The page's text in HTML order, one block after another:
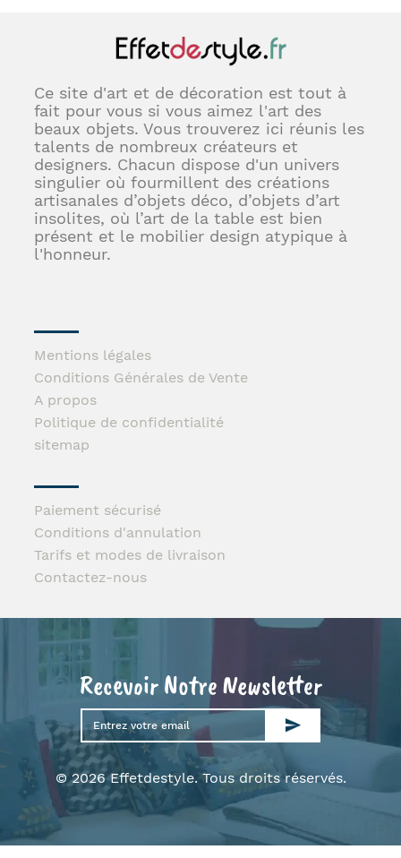
Ce site d'art et de décoration est tout à
fait pour vous si vous aimez l'art des
beaux objets. Vous trouverez ici réunis les
talents de nombreux créateurs et
designers. Chacun dispose d'un univers
singulier où fourmillent des créations
artisanales d’objets déco, d’objets d’art
insolites, où l’art de la table est bien
présent et le mobilier design atypique à
l'honneur.
Mentions légales
Conditions Générales de Vente
A propos
Politique de confidentialité
sitemap
Paiement sécurisé
Conditions d'annulation
Tarifs et modes de livraison
Contactez-nous
Recevoir Notre Newsletter
© 2026 Effetdestyle. Tous droits réservés.